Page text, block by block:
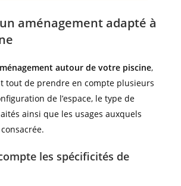
aménagement adapté à
autour de votre piscine,
tout de prendre en compte plusieurs
de l’espace, le type de
ainsi que les usages auxquels
les spécificités de